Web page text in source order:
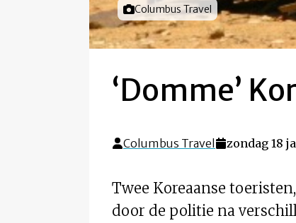
Foto door
Columbus Travel
‘Domme’
Columbus Travel zondag 18
Twee Koreaanse
door de politie na